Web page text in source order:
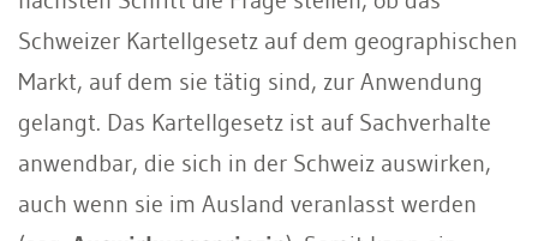
Schweizer Kartellgesetz auf dem geographischen
Markt, auf dem sie tätig sind, zur Anwendung
gelangt. Das Kartellgesetz ist auf Sachverhalte
anwendbar, die sich in der Schweiz auswirken,
auch wenn sie im Ausland veranlasst werden